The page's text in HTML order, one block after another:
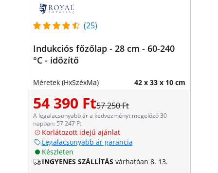
(25)
Indukciós főzőlap - 28 cm - 60-240
°C - időzítő
Méretek (HxSzéxMa) 42 x 33 x 10 cm
54 390 Ft57 250 Ft
A legalacsonyabb ár a kedvezményt megelőző 30
napban: 57 247 Ft
Korlátozott idejű ajánlat
Legalacsonyabb ár garancia
Készleten
INGYENES SZÁLLÍTÁS várhatóan 8. 13.